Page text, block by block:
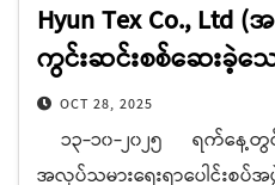
Hyun Tex Co.,
ကွင်းဆင်းစစ်ဆေးခဲ့သ
OCT 28, 2025
၁၃-၁၀-၂၀၂၅ ရက်နေ့တွ
အလုပ်သမားရေးရာပေါင်းစ